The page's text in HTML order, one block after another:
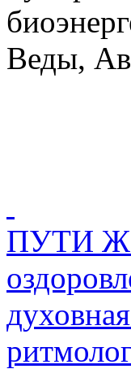
Веды,
ПУТИ